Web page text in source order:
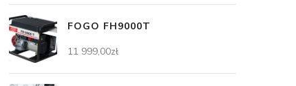
FOGO FH9000T
11 999,00zł